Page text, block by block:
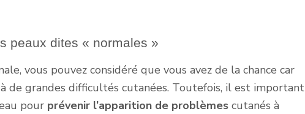
peaux dites « normales »
vous pouvez considéré que vous avez de la chance car
à de grandes difficultés cutanées. Toutefois, il est important
pour prévenir l’apparition de problèmes cutanés à